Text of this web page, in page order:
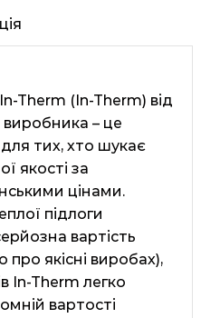
Therm (In-Therm) від
виробника – це
тих, хто шукає
якості за
цінами.
підлоги
вартість
якісні виробах),
In-Therm легко
вартості